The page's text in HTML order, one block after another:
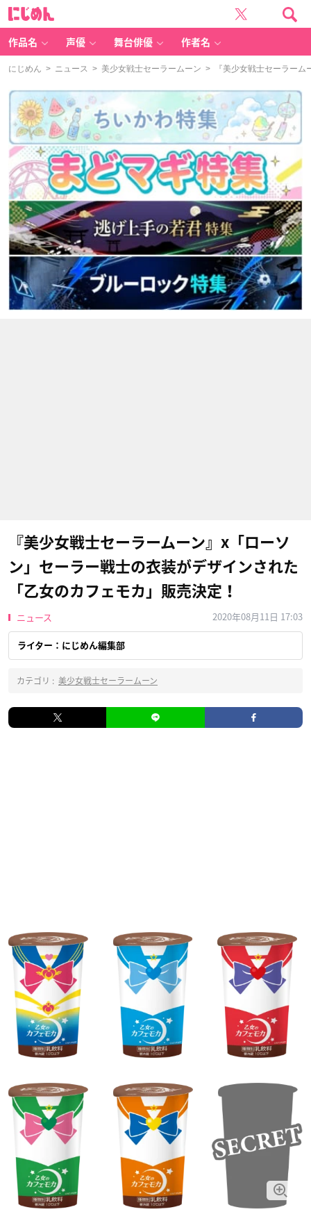
作品名 声優 舞台俳優 作者名
にじめん > ニュース > 美少女戦士セーラームーン > 『美少女戦士セーラーム
『美少女戦士セーラームーン』x「ローソ
ン」セーラー戦士の衣装がデザインされた
「乙女のカフェモカ」販売決定！
ニュース 2020年08月11日 17:03
ライター：にじめん編集部
カテゴリ : 美少女戦士セーラームーン